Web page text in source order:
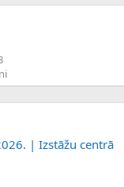
| Izstāžu centrā